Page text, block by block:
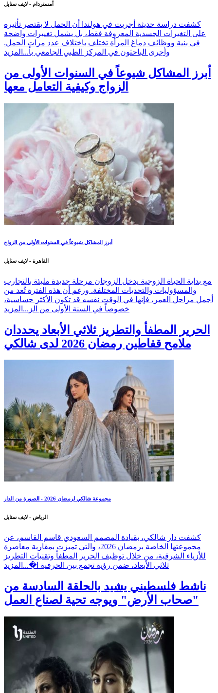
أمستردام - لايف ستايل
كشفت دراسة حديثة أجريت في هولندا أن الحمل لا يقتصر تأثيره
على التغيرات الجسدية المعروفة فقط، بل يشمل تغييرات واضحة
في بنية ووظائف دماغ المرأة تختلف باختلاف عدد مرات الحمل.
وأجرى الباحثون في المركز الطبي الجامعي بأ... المزيد
أبرز المشاكل شيوعاً في السنوات الأولى من
الزواج وكيفية التعامل معها
أبرز المشاكل شيوعاً في السنوات الأولى من الزواج
القاهرة - لايف ستايل
مع بداية الحياة الزوجية يدخل الزوجان مرحلة جديدة مليئة بالتجارب
والمسؤوليات والتحديات المختلفة. ورغم أن هذه الفترة تُعد من
أجمل مراحل العمر، فإنها في الوقت نفسه قد تكون الأكثر حساسية،
خصوصاً في السنة الأولى من الز... المزيد
الحرير المطفأ والتطريز ثلاثي الأبعاد يحددان
ملامح قفاطين رمضان 2026 لدى شالكي
مجموعة شالكي لرمضان 2026 - الصورة من الدار
الرياض - لايف ستايل
كشفت دار شالكي، بقيادة المصمم السعودي قاسم القاسم، عن
مجموعتها الخاصة برمضان 2026، والتي تميزت بمقاربة معاصرة
للأزياء الشرقية، من خلال توظيف الحرير المطفأ وتقنيات التطريز
ثلاثي الأبعاد، ضمن رؤية تجمع بين الحرفية ا�... المزيد
ناشط فلسطيني يشيد بالحلقة السادسة من
"صحاب الأرض" ويوجه تحية لصناع العمل